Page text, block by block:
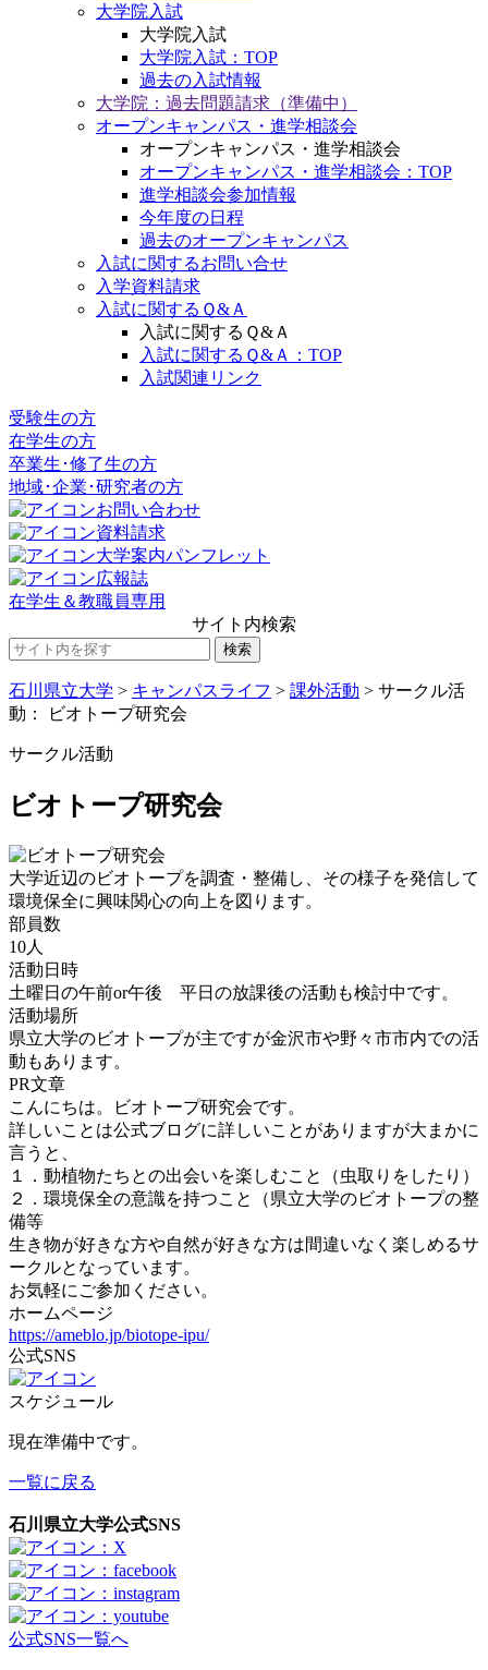
大学院入試
大学院入試
大学院入試：TOP
過去の入試情報
大学院：過去問題請求（準備中）
オープンキャンパス・進学相談会
オープンキャンパス・進学相談会
オープンキャンパス・進学相談会：TOP
進学相談会参加情報
今年度の日程
過去のオープンキャンパス
入試に関するお問い合せ
入学資料請求
入試に関するＱ&Ａ
入試に関するＱ&Ａ
入試に関するＱ&Ａ：TOP
入試関連リンク
受験生の方
在学生の方
卒業生･修了生の方
地域･企業･研究者の方
お問い合わせ
資料請求
大学案内パンフレット
広報誌
在学生＆教職員専用
サイト内検索
石川県立大学 > キャンパスライフ > 課外活動 > サークル活
動： ビオトープ研究会
サークル活動
ビオトープ研究会
大学近辺のビオトープを調査・整備し、その様子を発信して
環境保全に興味関心の向上を図ります。
部員数
10人
活動日時
土曜日の午前or午後 平日の放課後の活動も検討中です。
活動場所
県立大学のビオトープが主ですが金沢市や野々市市内での活
動もあります。
PR文章
こんにちは。ビオトープ研究会です。
詳しいことは公式ブログに詳しいことがありますが大まかに
言うと、
１．動植物たちとの出会いを楽しむこと（虫取りをしたり）
２．環境保全の意識を持つこと（県立大学のビオトープの整
備等
生き物が好きな方や自然が好きな方は間違いなく楽しめるサ
ークルとなっています。
お気軽にご参加ください。
ホームページ
https://ameblo.jp/biotope-ipu/
公式SNS
スケジュール
現在準備中です。
一覧に戻る
石川県立大学公式SNS
公式SNS一覧へ